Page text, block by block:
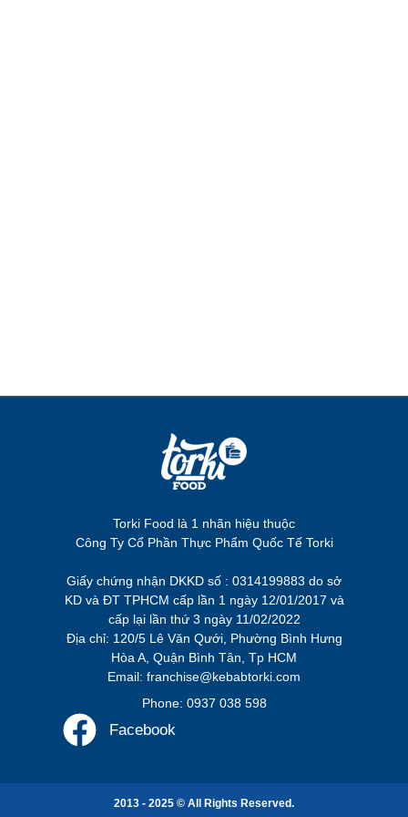
Torki Food là 1 nhãn hiệu thuộc
Công Ty Cổ Phần Thực Phẩm Quốc Tế Torki
Giấy chứng nhận DKKD số : 0314199883 do sở
KD và ĐT TPHCM cấp lần 1 ngày 12/01/2017 và
cấp lại lần thứ 3 ngày 11/02/2022
Địa chỉ: 120/5 Lê Văn Qưới, Phường Bình Hưng
Hòa A, Quận Bình Tân, Tp HCM
Email: franchise@kebabtorki.com
Phone: 0937 038 598
Facebook
2013 - 2025 © All Rights Reserved.